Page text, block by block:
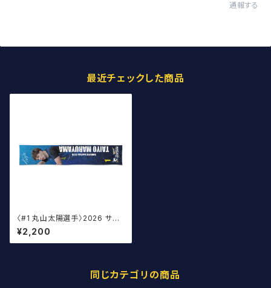
通報する
最近チェックした商品
〈#1 丸山太陽選手〉2026 サイ
ン入りマフラータオル
¥2,200
同じカテゴリの商品